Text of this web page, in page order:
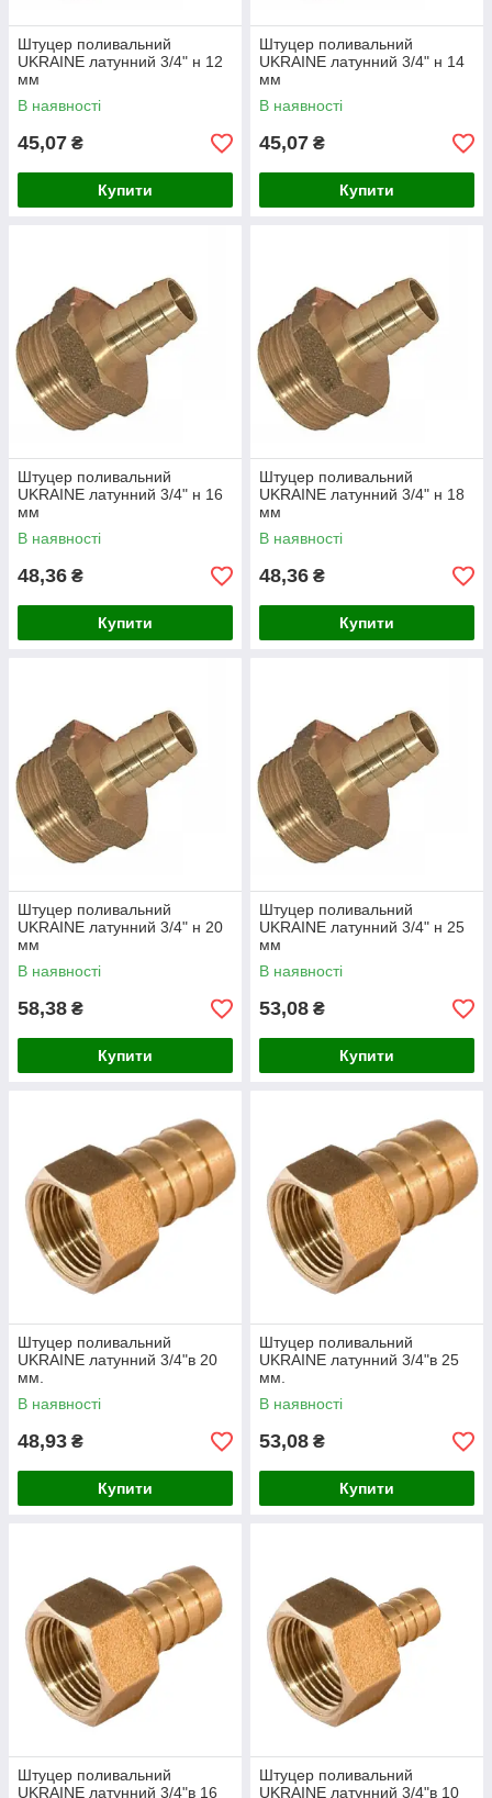
Штуцер поливальний
UKRAINE латунний 3/4" н 12
мм
В наявності
45,07 ₴
Купити
Штуцер поливальний
UKRAINE латунний 3/4" н 14
мм
В наявності
45,07 ₴
Купити
Штуцер поливальний
UKRAINE латунний 3/4" н 16
мм
В наявності
48,36 ₴
Купити
Штуцер поливальний
UKRAINE латунний 3/4" н 18
мм
В наявності
48,36 ₴
Купити
Штуцер поливальний
UKRAINE латунний 3/4" н 20
мм
В наявності
58,38 ₴
Купити
Штуцер поливальний
UKRAINE латунний 3/4" н 25
мм
В наявності
53,08 ₴
Купити
Штуцер поливальний
UKRAINE латунний 3/4"в 20
мм.
В наявності
48,93 ₴
Купити
Штуцер поливальний
UKRAINE латунний 3/4"в 25
мм.
В наявності
53,08 ₴
Купити
Штуцер поливальний
UKRAINE латунний 3/4"в 16
Штуцер поливальний
UKRAINE латунний 3/4"в 10